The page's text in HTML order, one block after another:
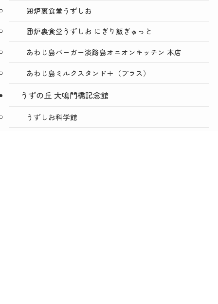
囲炉裏食堂うずしお
囲炉裏食堂うずしお にぎり飯ぎゅっと
あわじ島バーガー淡路島オニオンキッチン 本店
あわじ島ミルクスタンド＋（プラス）
うずの丘 大鳴門橋記念館
うずしお科学館